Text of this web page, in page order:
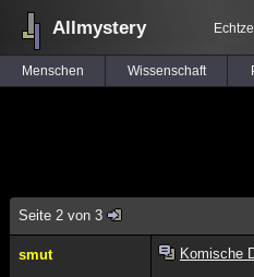
Allmystery
Menschen Wissenschaft
Seite 2 von 3
smut Komische